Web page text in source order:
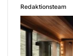
Redaktionsteam